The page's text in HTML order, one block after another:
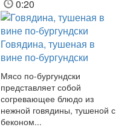
0:20
Говядина, тушеная в
вине по-бургундски
Мясо по-бургундски
представляет собой
согревающее блюдо из
нежной говядины, тушеной с
беконом...